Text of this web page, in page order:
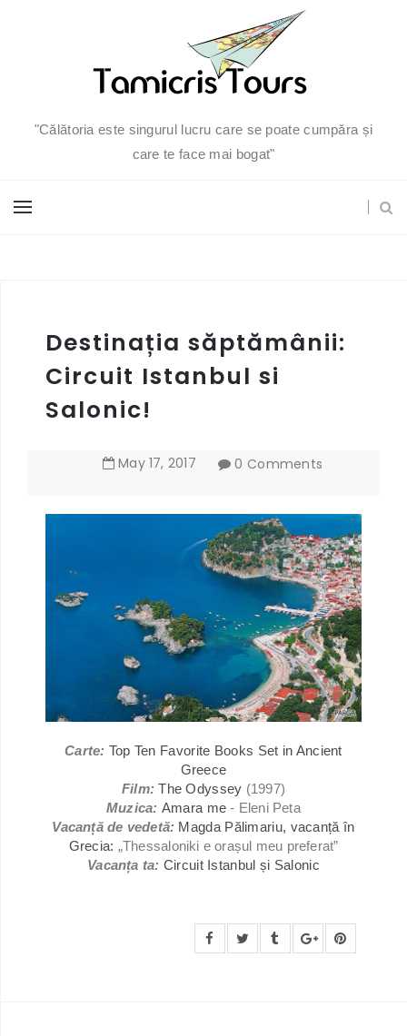
"Călătoria este singurul lucru care se poate cumpăra și
care te face mai bogat"
Destinația săptămânii:
Circuit Istanbul si
Salonic!
May 17, 2017 0 Comments
Carte: Top Ten Favorite Books Set in Ancient
Greece
Film: The Odyssey (1997)
Muzica: Amara me - Eleni Peta
Vacanță de vedetă: Magda Pălimariu, vacanță în
Grecia: „Thessaloniki e orașul meu preferat”
Vacanța ta: Circuit Istanbul și Salonic